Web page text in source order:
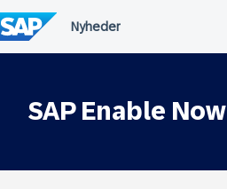
til
indholdet
SAP Enable Now